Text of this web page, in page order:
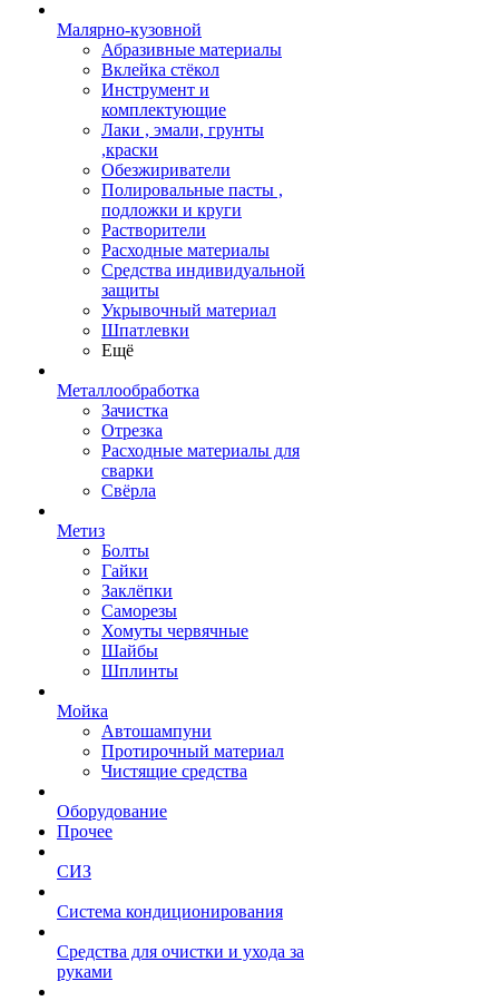
Малярно-кузовной
Абразивные материалы
Вклейка стёкол
Инструмент и
комплектующие
Лаки , эмали, грунты
,краски
Обезжириватели
Полировальные пасты ,
подложки и круги
Растворители
Расходные материалы
Средства индивидуальной
защиты
Укрывочный материал
Шпатлевки
Ещё
Металлообработка
Зачистка
Отрезка
Расходные материалы для
сварки
Свёрла
Метиз
Болты
Гайки
Заклёпки
Саморезы
Хомуты червячные
Шайбы
Шплинты
Мойка
Автошампуни
Протирочный материал
Чистящие средства
Оборудование
Прочее
СИЗ
Система кондиционирования
Средства для очистки и ухода за
руками